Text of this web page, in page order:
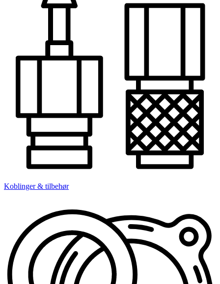
Koblinger & tilbehør